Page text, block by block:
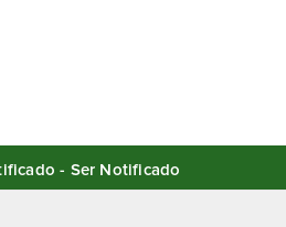
Muy Pronto - Ser Notificado - Ser Notificado